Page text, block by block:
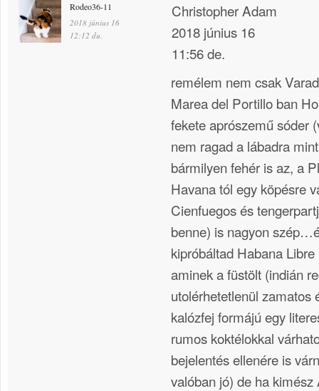
Rodeo36-11
2018 június 16
12:12 du.
Christopher Adam
2018 június 16
11:56 de.
remélem nem csak
Marea del Portillo ban
fekete aprószemű sóder
nem ragad a lábadra
bármilyen fehér is az, a
Havana tól egy köpésre
Cienfuegos és
benne) is nagyon
kipróbáltad Habana
aminek a füstölt (indián
utolérhetetlenül zamatos
kalózfej formájú egy
rumos koktélokkal
bejelentés ellenére is
valóban jó) de ha